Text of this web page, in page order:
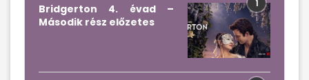
1
Bridgerton 4. évad –
Második rész előzetes